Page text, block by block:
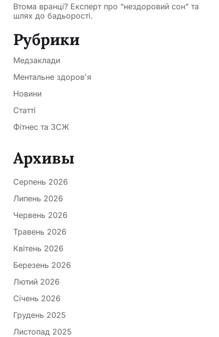
Втома вранці? Експерт про “нездоровий сон” та
шлях до бадьорості.
Рубрики
Медзаклади
Ментальне здоров'я
Новини
Статті
Фітнес та ЗСЖ
Архивы
Серпень 2026
Липень 2026
Червень 2026
Травень 2026
Квітень 2026
Березень 2026
Лютий 2026
Січень 2026
Грудень 2025
Листопад 2025